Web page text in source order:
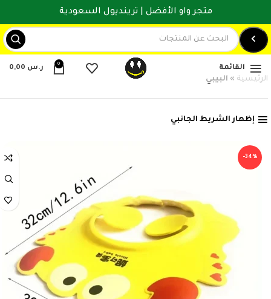
القائمة
0
ر.س
الرئيسية » البيبي
إظهار الشريط الجانبي
-34%
متجر واو الأفضل | ترينديول السعودية